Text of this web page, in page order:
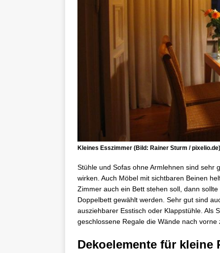
Kleines Esszimmer (Bild: Rainer Sturm / pixelio.de)
Stühle und Sofas ohne Armlehnen sind sehr
wirken. Auch Möbel mit sichtbaren Beinen
Zimmer auch ein Bett stehen soll, dann
Doppelbett gewählt werden. Sehr gut sind
ausziehbarer Esstisch oder Klappstühle. Als
geschlossene Regale die Wände nach
Dekoelemente für kleine